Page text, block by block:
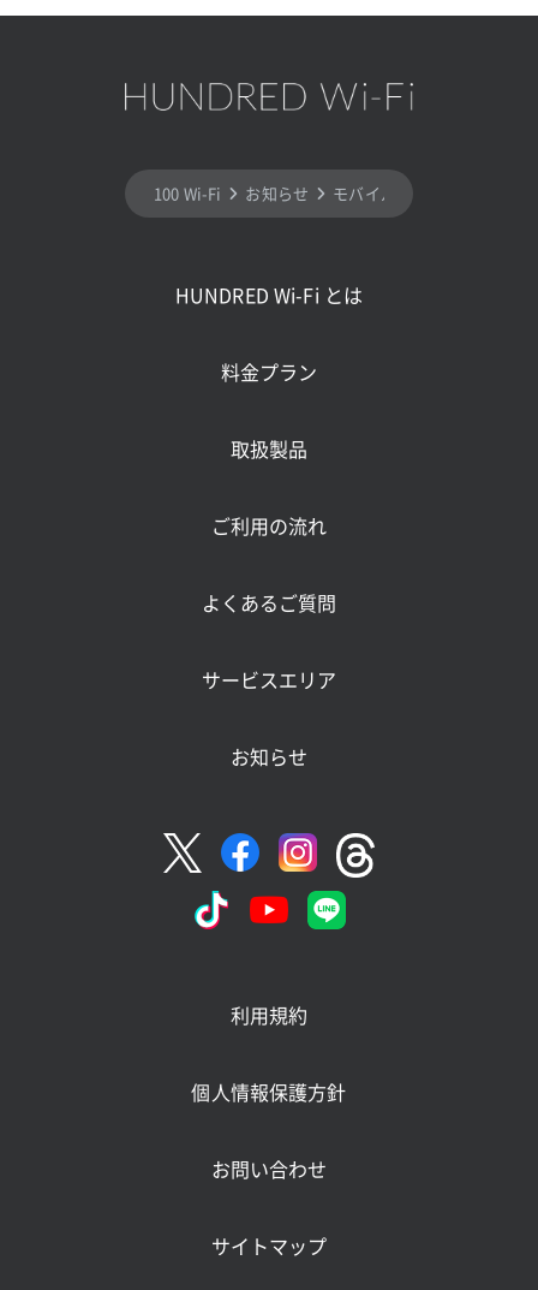
100 Wi-Fi お知らせ モバイルルーター「T8」新
HUNDRED Wi-Fi とは
料金プラン
取扱製品
ご利用の流れ
よくあるご質問
サービスエリア
お知らせ
利用規約
個人情報保護方針
お問い合わせ
サイトマップ